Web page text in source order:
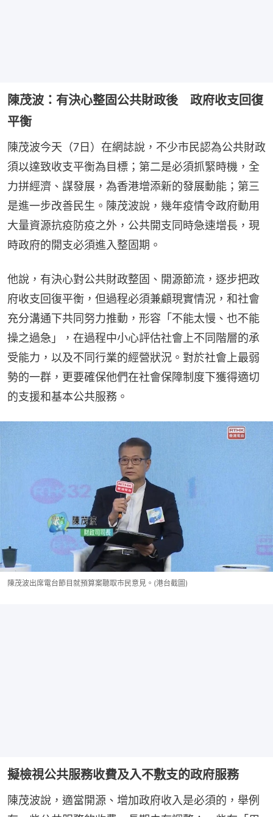
陳茂波：有決心整固公共財政後 政府收支回復
平衡
陳茂波今天（7日）在網誌說，不少市民認為公共財政
須以達致收支平衡為目標；第二是必須抓緊時機，全
力拼經濟、謀發展，為香港增添新的發展動能；第三
是進一步改善民生。陳茂波說，幾年疫情令政府動用
大量資源抗疫防疫之外，公共開支同時急速增長，現
時政府的開支必須進入整固期。
他說，有決心對公共財政整固、開源節流，逐步把政
府收支回復平衡，但過程必須兼顧現實情況，和社會
充分溝通下共同努力推動，形容「不能太慢、也不能
操之過急」，在過程中小心評估社會上不同階層的承
受能力，以及不同行業的經營狀況。對於社會上最弱
勢的一群，更要確保他們在社會保障制度下獲得適切
的支援和基本公共服務。
陳茂波出席電台節目就預算案聽取市民意見。(港台截圖)
擬檢視公共服務收費及入不敷支的政府服務
陳茂波說，適當開源、增加政府收入是必須的，舉例